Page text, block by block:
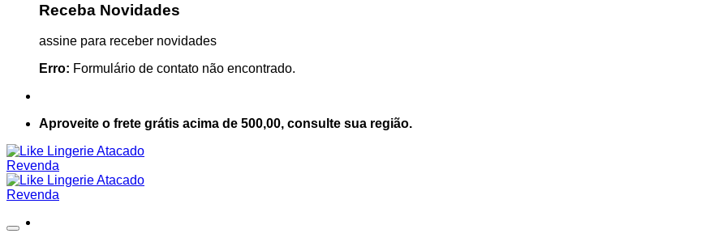
Receba Novidades
assine para receber novidades
Erro: Formulário de contato não encontrado.
Aproveite o frete grátis acima de 500,00, consulte sua região.